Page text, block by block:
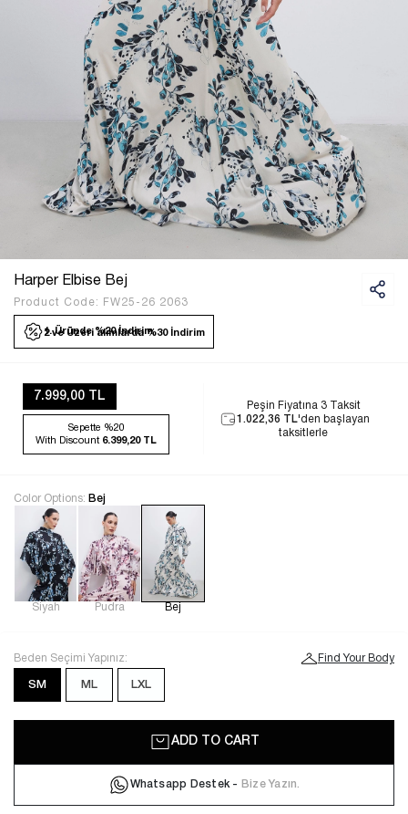
Harper Elbise Bej
Product Code: FW25-26 2063
1. Üründe %20 İndirim
2 ve Üzeri alımlarda %30 İndirim
7.999,00 TL
Sepette %20
With Discount 6.399,20 TL
Peşin Fiyatına 3 Taksit
1.022,36 TL'den başlayan
taksitlerle
Color Options: Bej
Siyah Pudra Bej
Beden Seçimi Yapınız: Find Your Body
SM ML LXL
ADD TO CART
Whatsapp Destek - Bize Yazın.